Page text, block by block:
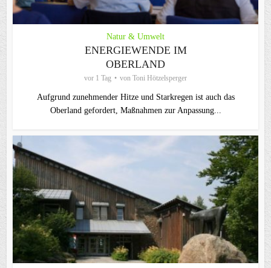
Natur & Umwelt
ENERGIEWENDE IM
OBERLAND
vor 1 Tag von Toni Hötzelsperger
Aufgrund zunehmender Hitze und Starkregen ist auch das
Oberland gefordert, Maßnahmen zur Anpassung...